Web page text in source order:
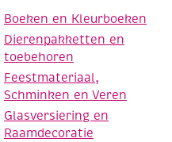
Boeken en Kleurboeken
Dierenpakketten en
toebehoren
Feestmateriaal,
Schminken en Veren
Glasversiering en
Raamdecoratie